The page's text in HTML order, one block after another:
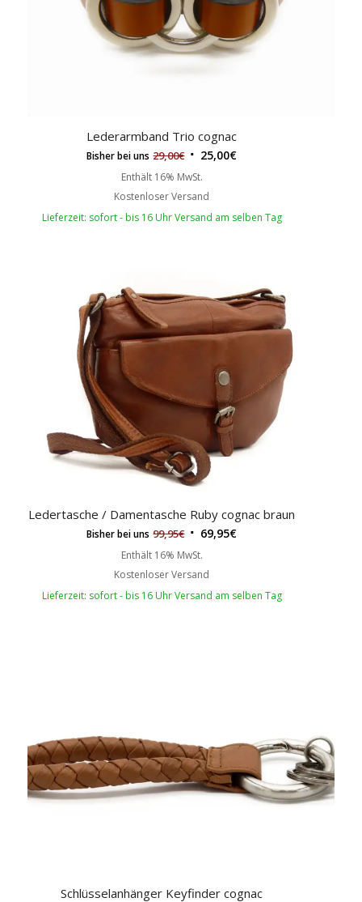
Lederarmband Trio cognac
Bisher bei uns 29,00€ 25,00€
Enthält 16% MwSt.
Kostenloser Versand
Lieferzeit: sofort - bis 16 Uhr Versand am selben Tag
Ledertasche / Damentasche Ruby cognac braun
Bisher bei uns 99,95€ 69,95€
Enthält 16% MwSt.
Kostenloser Versand
Lieferzeit: sofort - bis 16 Uhr Versand am selben Tag
Schlüsselanhänger Keyfinder cognac